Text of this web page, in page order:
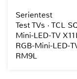
Serientest
Test TVs · TCL
Mini-LED-TV
RGB-Mini-LED-
RM9L